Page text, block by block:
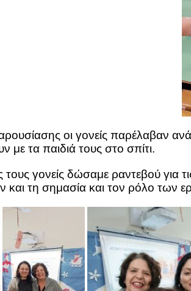
οι γονείς παρέλαβαν
με τα παιδιά τους στο σπίτι.
τους γονείς δώσαμε ραντεβού για
και τη σημασία και τον ρόλο των